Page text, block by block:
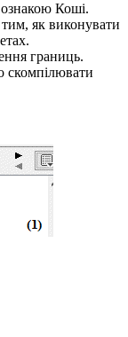
ознакою Коші.
як виконувати
границь.
скомпілювати